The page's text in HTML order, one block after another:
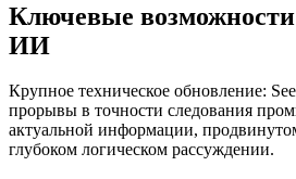
Ключевые возможности
ИИ
Крупное техническое обновление:
прорывы в точности следования
актуальной информации,
глубоком логическом рассуждении.